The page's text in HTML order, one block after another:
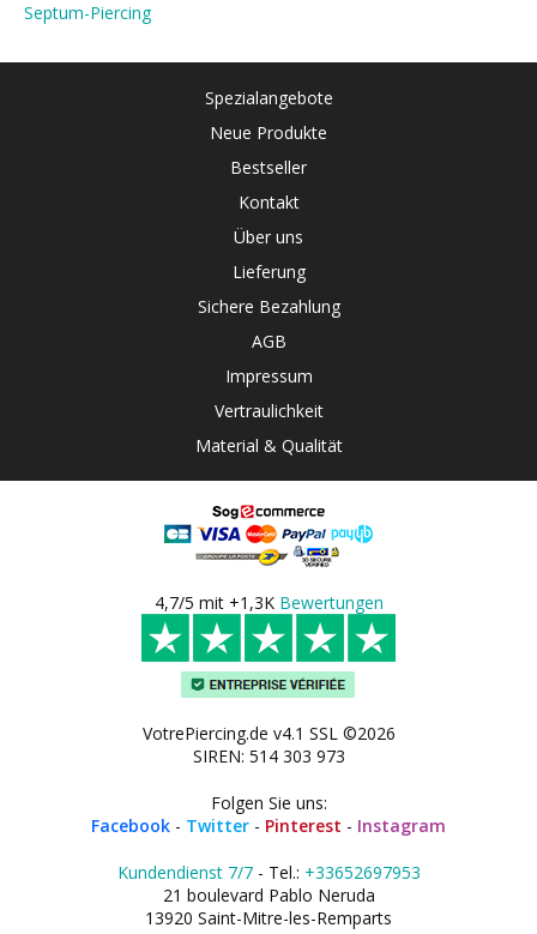
Septum-Piercing
Spezialangebote
Neue Produkte
Bestseller
Kontakt
Über uns
Lieferung
Sichere Bezahlung
AGB
Impressum
Vertraulichkeit
Material & Qualität
4,7/5 mit +1,3K Bewertungen
VotrePiercing.de v4.1 SSL ©2026
SIREN: 514 303 973
Folgen Sie uns:
Facebook - Twitter - Pinterest - Instagram
Kundendienst 7/7- Tel.: +33652697953
21 boulevard Pablo Neruda
13920 Saint-Mitre-les-Remparts